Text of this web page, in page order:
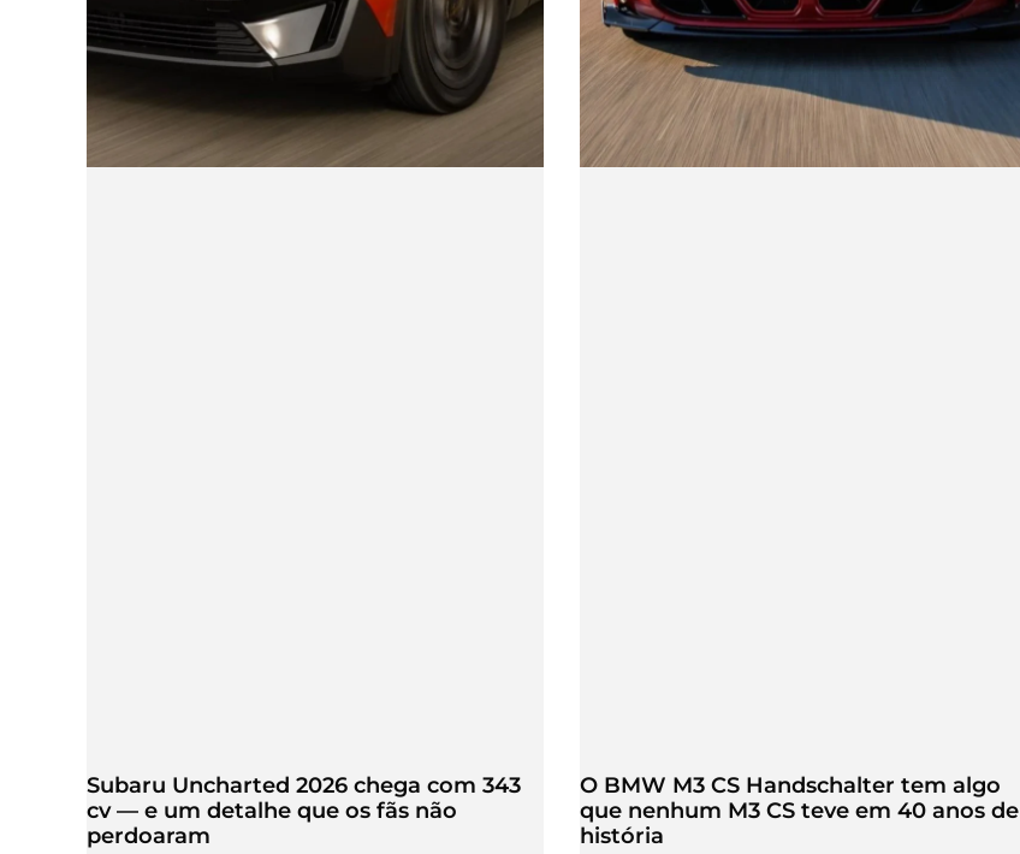
Subaru Uncharted 2026 chega com 343
cv — e um detalhe que os fãs não
perdoaram
O BMW M3 CS Handschalter tem algo
que nenhum M3 CS teve em 40 anos de
história